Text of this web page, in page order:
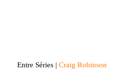
Entre Séries | Craig Robinson